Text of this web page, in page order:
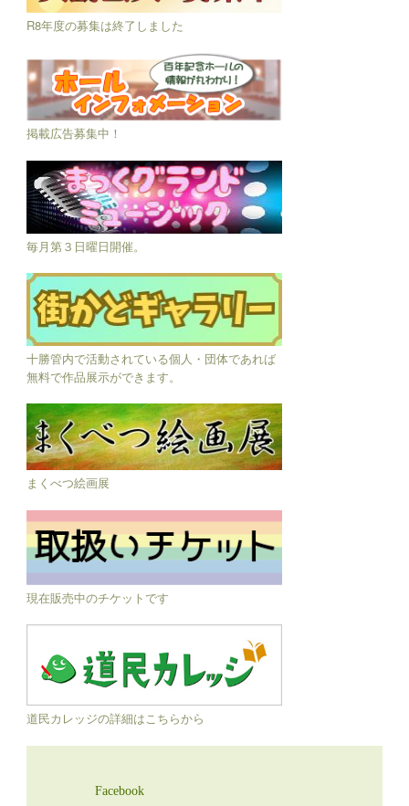
R8年度の募集は終了しました
掲載広告募集中！
毎月第３日曜日開催。
十勝管内で活動されている個人・団体であれば
無料で作品展示ができます。
まくべつ絵画展
現在販売中のチケットです
道民カレッジの詳細はこちらから
Facebook